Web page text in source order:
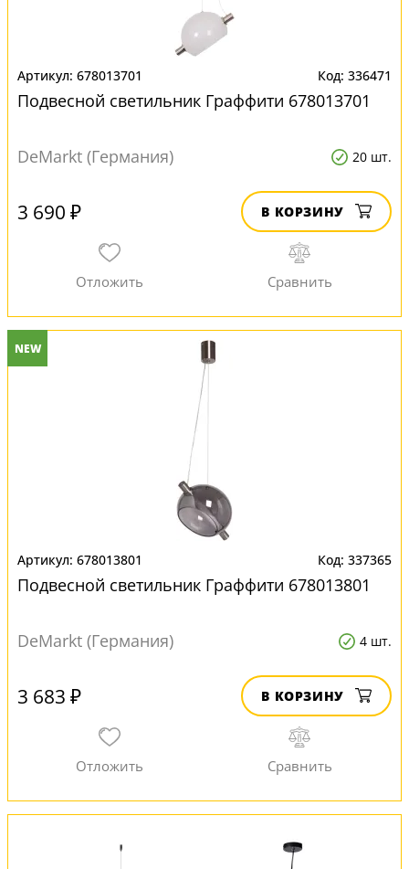
678013701 336471
Подвесной светильник Граффити 678013701
DeMarkt (Германия) 20 шт.
3 690 ₽ В КОРЗИНУ
NEW
678013801 337365
Подвесной светильник Граффити 678013801
DeMarkt (Германия) 4 шт.
3 683 ₽ В КОРЗИНУ